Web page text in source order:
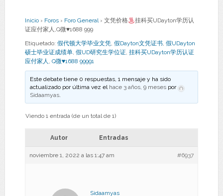
Inicio › Foros › Foro General › 文凭价格
挂科买UDayton学历认
证应付家人,Q微♥1688 999
Etiquetado: 假代顿大学毕业文凭, 假Dayton文凭证书, 假UDayton
硕士毕业证成绩单, 假UD研究生学位证, 挂科买UDayton学历认证
应付家人 , Q微♥1688 99991
Este debate tiene 0 respuestas, 1 mensaje y ha sido
actualizado por última vez el hace 3 años, 9 meses por
Sidaamyas.
Viendo 1 entrada (de un total de 1)
Autor Entradas
noviembre 1, 2022 a las 1:47 am #6937
Sidaamyas